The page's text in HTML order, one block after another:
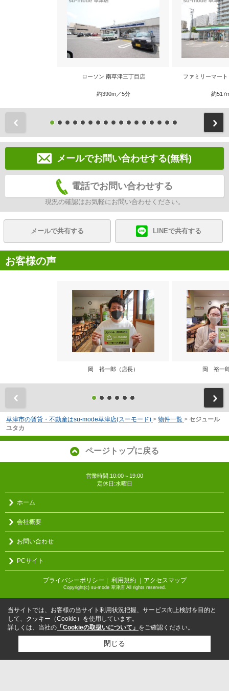
ローソン 南草津三丁目店
約390m／5分
ファミリーマー
約
メールでお問い合わせする(無料)
電話でお問い合わせする
現況の確認はお気軽にお問い合わせください。
メールで共有する LINEで共有する
お客様の声
岡 裕一郎（店長） 岡 裕一
草津市の賃貸・不動産はsu-mode草津店(スーモード) > 物件一覧 > セジュール
ユタカ
ページトップに戻る
営業時間:10:00～19:00
定休日:水曜日
ホーム
会社概要
お問い合わせ
PCサイト
プライバシーポリシー 利用規約 ｜アクセスマップ
Copyright(c) su-mode 草津店 All rights reserved.
当サイトでは、お客様の当サイト利用状況把握、サービス向上検討を目的と
して、クッキー（Cookie）を使用しています。
詳しくは、当社の 「Cookieの取扱いについて」 をご確認ください。
閉じる